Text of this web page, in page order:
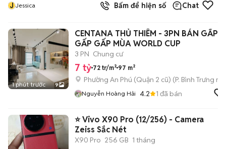
J Jessica Bấm để hiện số Chat
1 phút trước 9
CENTANA THỦ THIÊM - 3PN BÁN GẤP
GẤP GẤP MÙA WORLD CUP
3 PN Chung cư
7 tỷ 72 tr/m² 97 m²
Phường An Phú (Quận 2 cũ) (P. Bình Trưng
Nguyễn Hoàng Hải 4.2 1 đã bán
⭐ Vivo X90 Pro (12/256) - Camera
Zeiss Sắc Nét
X90 Pro 256 GB 1 tháng